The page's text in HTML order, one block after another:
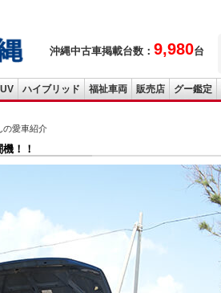
沖縄中古車掲載台数： 9,980台
ハイブリッド 福祉車両 販売店 グー鑑定
の愛車紹介
！！